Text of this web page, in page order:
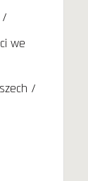
we